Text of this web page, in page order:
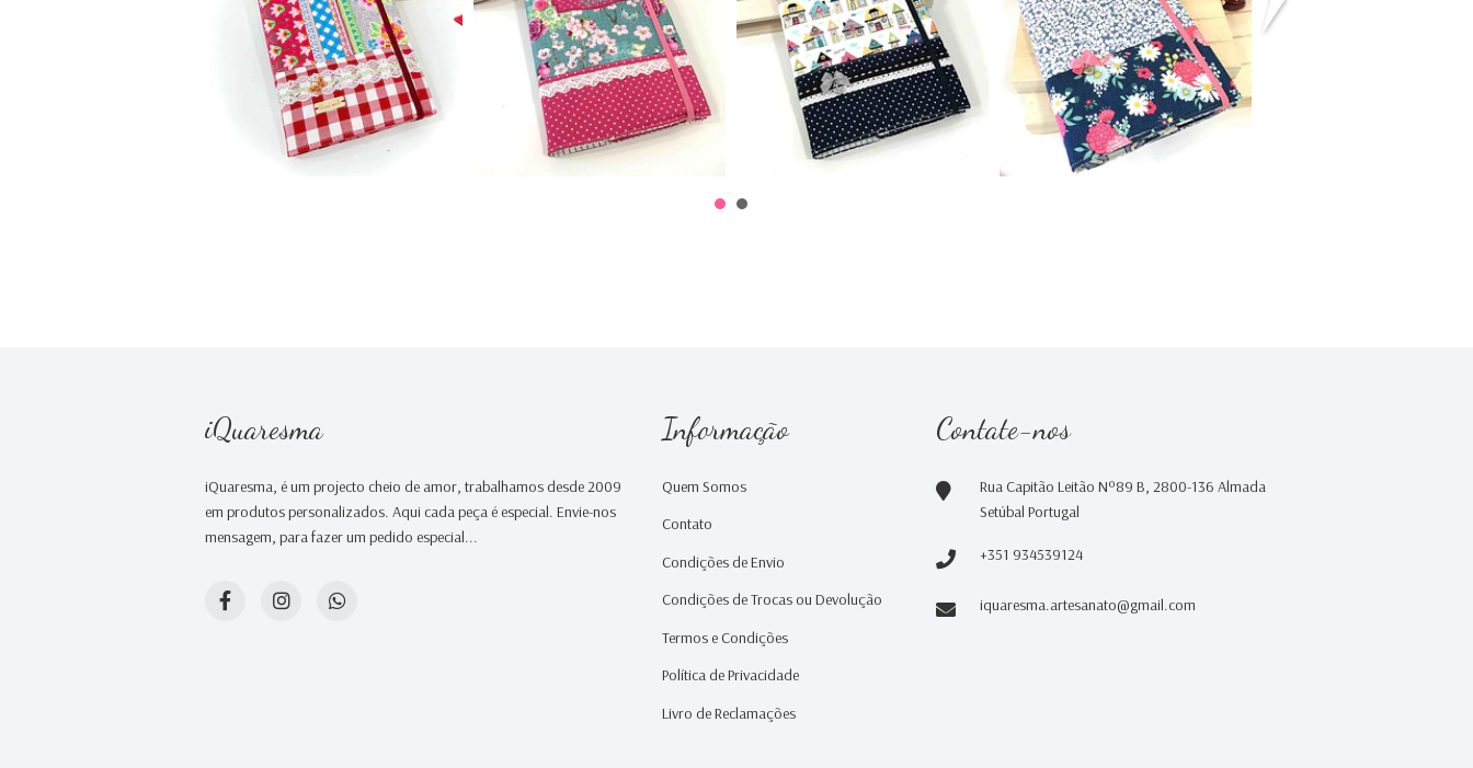
19,00€ 19,00€ 19,00€ 19,00€
iQuaresma
iQuaresma, é um projecto cheio de amor, trabalhamos desde 2009
em produtos personalizados. Aqui cada peça é especial. Envie-nos
mensagem, para fazer um pedido especial...
Informação
Quem Somos
Contato
Condições de Envio
Condições de Trocas ou Devolução
Termos e Condições
Política de Privacidade
Livro de Reclamações
Contate-nos
Rua Capitão Leitão Nº89 B, 2800-136 Almada
Setúbal Portugal
+351 934539124
iquaresma.artesanato@gmail.com